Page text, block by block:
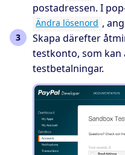
postadressen. I
Ändra lösenord ,
Skapa därefter
testkonto, som kan
testbetalningar.